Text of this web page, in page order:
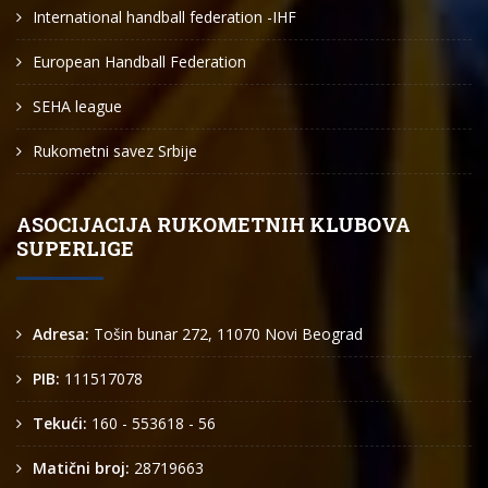
International handball federation -IHF
European Handball Federation
SEHA league
Rukometni savez Srbije
ASOCIJACIJA RUKOMETNIH KLUBOVA
SUPERLIGE
Adresa: Tošin bunar 272, 11070 Novi Beograd
PIB: 111517078
Tekući: 160 - 553618 - 56
Matični broj: 28719663